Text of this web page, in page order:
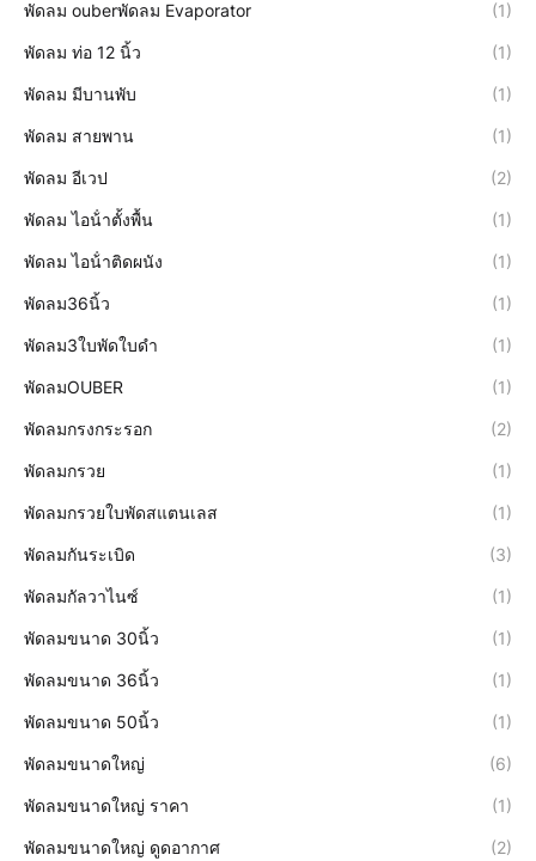
พัดลม ouberพัดลม Evaporator (1)
พัดลม ท่อ 12 นิ้ว (1)
พัดลม มีบานพับ (1)
พัดลม สายพาน (1)
พัดลม อีเวป (2)
พัดลม ไอน้ําตั้งพื้น (1)
พัดลม ไอน้ําติดผนัง (1)
พัดลม36นิ้ว (1)
พัดลม3ใบพัดใบดำ (1)
พัดลมOUBER (1)
พัดลมกรงกระรอก (2)
พัดลมกรวย (1)
พัดลมกรวยใบพัดสแตนเลส (1)
พัดลมกันระเบิด (3)
พัดลมกัลวาไนซ์ (1)
พัดลมขนาด 30นิ้ว (1)
พัดลมขนาด 36นิ้ว (1)
พัดลมขนาด 50นิ้ว (1)
พัดลมขนาดใหญ่ (6)
พัดลมขนาดใหญ่ ราคา (1)
พัดลมขนาดใหญ่ ดูดอากาศ (2)